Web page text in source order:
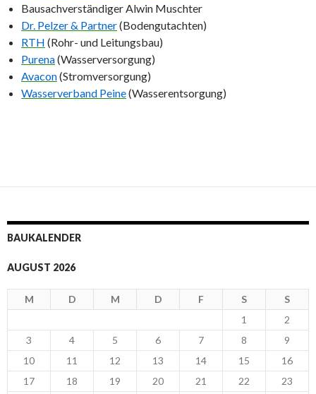
Bausachverständiger Alwin Muschter
Dr. Pelzer & Partner(Bodengutachten)
RTH (Rohr- und Leitungsbau)
Purena(Wasserversorgung)
Avacon(Stromversorgung)
Wasserverband Peine(Wasserentsorgung)
BAUKALENDER
AUGUST 2026
M D M D F S
S
1
2
3
4 5 6 7 8
9
10
11 12 13 14 15
16
17
18 19 20 21 22
23